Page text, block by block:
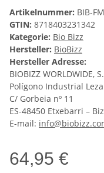
Artikelnummer: BIB-
GTIN: 8718403231342
Kategorie: Bio Bizz
Hersteller: BioBizz
Hersteller Adresse:
BIOBIZZ WORLDWIDE,
Polígono Industrial
C/ Gorbeia nº 11
ES-48450 Etxebarri –
E-mail:
64,95 €